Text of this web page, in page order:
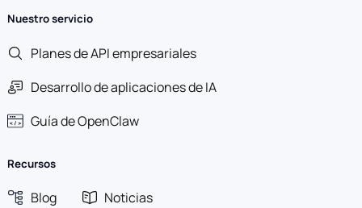
Nuestro servicio
Planes de API empresariales
Desarrollo de aplicaciones de IA
Guía de OpenClaw
Recursos
Blog
Noticias